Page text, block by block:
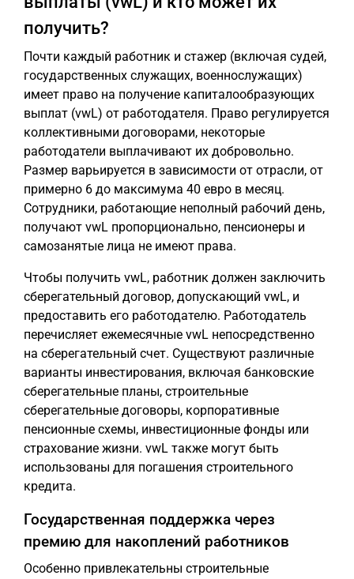
получить?
Почти каждый работник и стажер (включая судей,
государственных служащих, военнослужащих)
имеет право на получение капиталообразующих
выплат (vwL) от работодателя. Право регулируется
коллективными договорами, некоторые
работодатели выплачивают их добровольно.
Размер варьируется в зависимости от отрасли, от
примерно 6 до максимума 40 евро в месяц.
Сотрудники, работающие неполный рабочий день,
получают vwL пропорционально, пенсионеры и
самозанятые лица не имеют права.
Чтобы получить vwL, работник должен заключить
сберегательный договор, допускающий vwL, и
предоставить его работодателю. Работодатель
перечисляет ежемесячные vwL непосредственно
на сберегательный счет. Существуют различные
варианты инвестирования, включая банковские
сберегательные планы, строительные
сберегательные договоры, корпоративные
пенсионные схемы, инвестиционные фонды или
страхование жизни. vwL также могут быть
использованы для погашения строительного
кредита.
Государственная поддержка через
премию для накоплений работников
Особенно привлекательны строительные